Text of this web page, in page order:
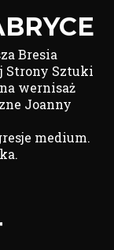
Bresia
Strony Sztuki
wernisaż
Joanny
medium.